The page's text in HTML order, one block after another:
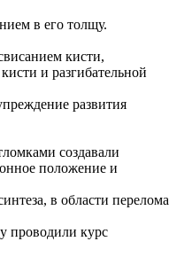
в его толщу.
кисти,
и разгибательной
развития
создавали
положение и
в области перелома
проводили курс